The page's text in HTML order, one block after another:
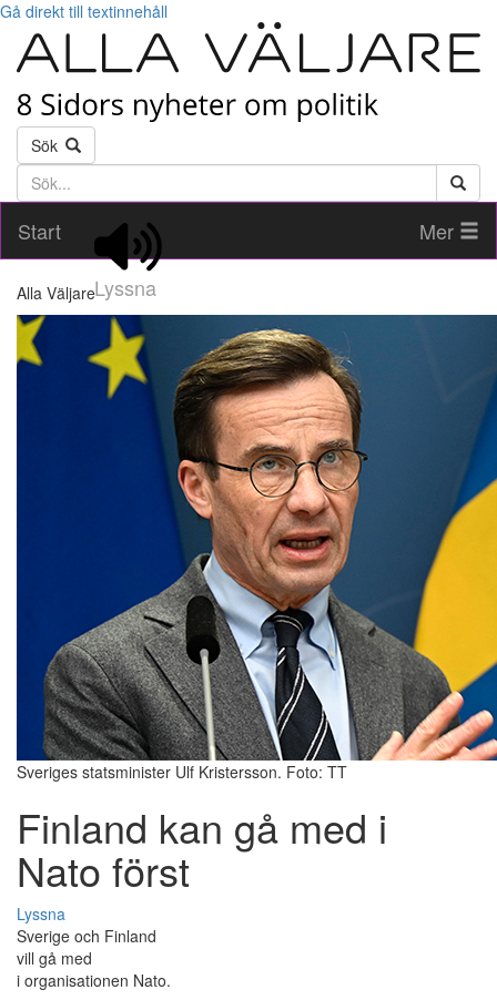
Gå direkt till textinnehåll
Sök
Söktext
Start
Lyssna
Mer
Alla Väljare
Sveriges statsminister Ulf Kristersson. Foto: TT
Finland kan gå med i
Nato först
Lyssna
Sverige och Finland
vill gå med
i organisationen Nato.